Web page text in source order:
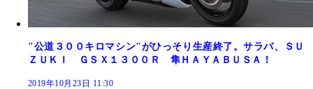
"公道３００キロマシン"がひっそり生産終了。サラバ、ＳＵ
ＺＵＫＩ ＧＳＸ１３００Ｒ 隼ＨＡＹＡＢＵＳＡ！
2019年10月23日 11:30